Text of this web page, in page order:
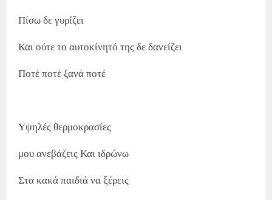
Πίσω δε γυρίζει
Και ούτε το αυτοκίνητό της δε δανείζει
Ποτέ ποτέ ξανά ποτέ
Υψηλές θερμοκρασίες
μου ανεβάζεις Και ιδρώνω
Στα κακά παιδιά να ξέρεις